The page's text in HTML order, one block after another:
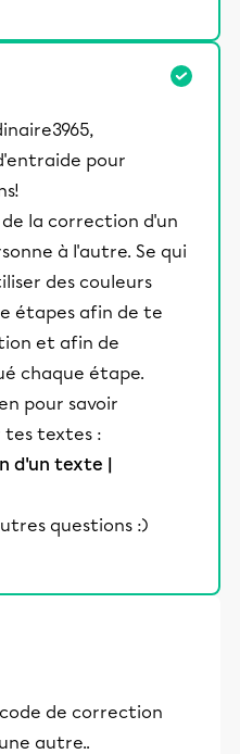
pour
la correction d'un
à l'autre. Se qui
des couleurs
étapes afin de te
et afin de
chaque étape.
pour savoir
textes :
d'un texte |
questions :)
de correction
autre..